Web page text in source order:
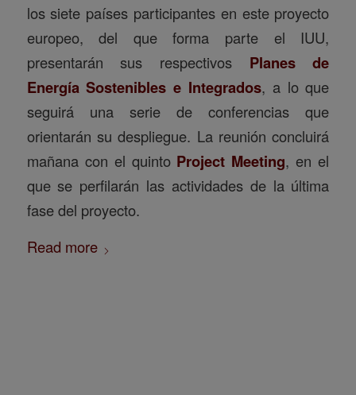
los siete países participantes en este proyecto
europeo, del que forma parte el IUU,
presentarán sus respectivos Planes de
Energía Sostenibles e Integrados, a lo que
seguirá una serie de conferencias que
orientarán su despliegue. La reunión concluirá
mañana con el quinto Project Meeting, en el
que se perfilarán las actividades de la última
fase del proyecto.
Read more